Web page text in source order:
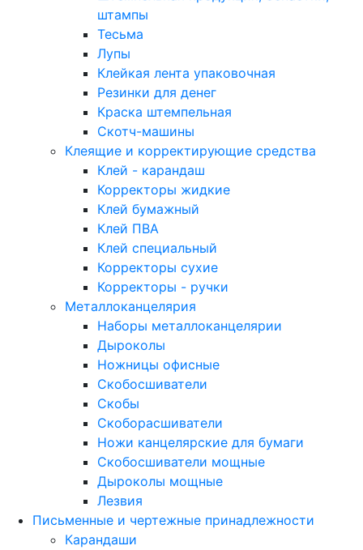
штампы
Тесьма
Лупы
Клейкая лента упаковочная
Резинки для денег
Краска штемпельная
Скотч-машины
Клеящие и корректирующие средства
Клей - карандаш
Корректоры жидкие
Клей бумажный
Клей ПВА
Клей специальный
Корректоры сухие
Корректоры - ручки
Металлоканцелярия
Наборы металлоканцелярии
Дыроколы
Ножницы офисные
Скобосшиватели
Скобы
Скоборасшиватели
Ножи канцелярские для бумаги
Скобосшиватели мощные
Дыроколы мощные
Лезвия
Письменные и чертежные принадлежности
Карандаши